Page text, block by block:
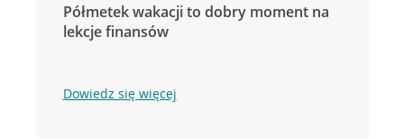
Półmetek wakacji to dobry moment na
lekcje finansów
Dowiedz się więcej